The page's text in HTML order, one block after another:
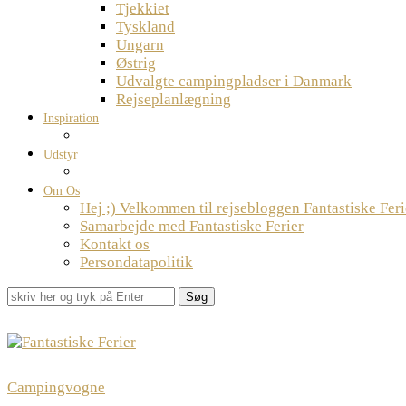
Tjekkiet
Tyskland
Ungarn
Østrig
Udvalgte campingpladser i Danmark
Rejseplanlægning
Inspiration
Udstyr
Om Os
Hej ;) Velkommen til rejsebloggen Fantastiske
Samarbejde med Fantastiske Ferier
Kontakt os
Persondatapolitik
Søg
Campingvogne